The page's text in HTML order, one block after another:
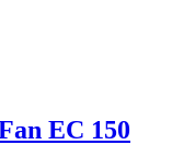
EC 150